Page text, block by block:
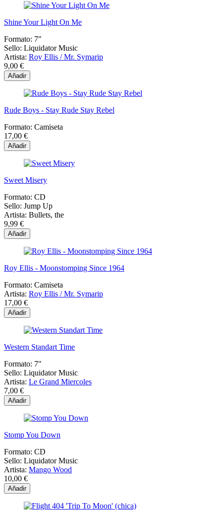
Shine Your Light On Me
Formato: 7"
Sello: Liquidator Music
Artista: Roy Ellis / Mr. Symarip
9,00 €
Añadir
Rude Boys - Stay Rude Stay Rebel
Formato: Camiseta
17,00 €
Añadir
Sweet Misery
Formato: CD
Sello: Jump Up
Artista: Bullets, the
9,99 €
Añadir
Roy Ellis - Moonstomping Since 1964
Formato: Camiseta
Artista: Roy Ellis / Mr. Symarip
17,00 €
Añadir
Western Standart Time
Formato: 7"
Sello: Liquidator Music
Artista: Le Grand Miercoles
7,00 €
Añadir
Stomp You Down
Formato: CD
Sello: Liquidator Music
Artista: Mango Wood
10,00 €
Añadir